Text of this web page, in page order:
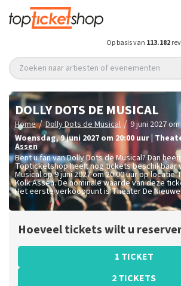
Op basis van 113.182
Zoeken naar artiesten of evenementen
DOLLY DOTS DE MUSICAL
Home / Dolly Dots de Musical / 9 juni 2027
woensdag,9 juni 2027 om 20:00 uur
Assen
Bent u fan van Dolly Dots de Musical? Dan
Topticketshop heeft nog tickets beschikbaar
Musical op 9 juni 2027 om 20:00 uur op locatie
Kolk Assen. De nominale waarde van deze
Het eerste verkooppunt is Theater De
Hoeveel tickets wilt u
1 TICKET
2 TICKETS